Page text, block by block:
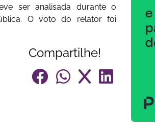
ser analisada durante o
O voto do relator foi
Compartilhe!